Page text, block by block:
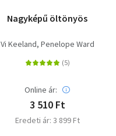
Nagyképű öltönyös
Vi Keeland Penelope Ward
Online ár:
3 510 Ft
Eredeti ár: 3 899 Ft